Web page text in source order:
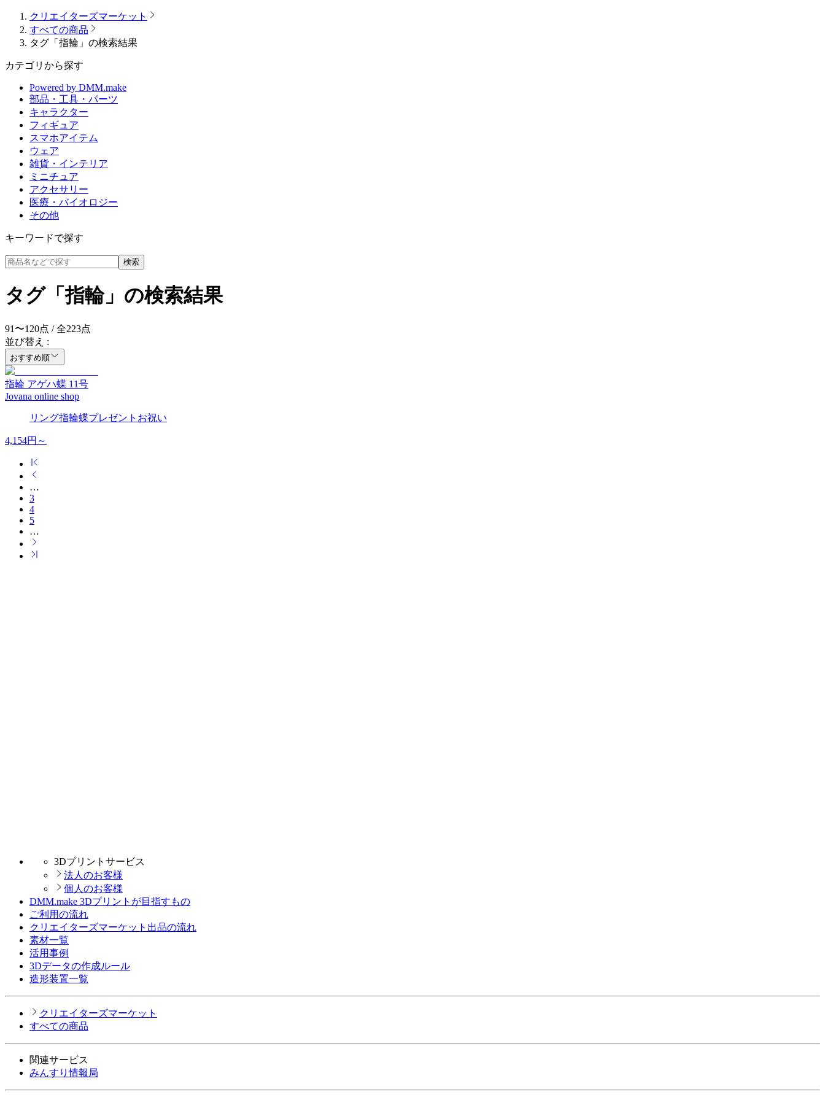
クリエイターズマーケット
すべての商品
タグ「指輪」の検索結果
カテゴリから探す
Powered by DMM.make
部品・工具・パーツ
キャラクター
フィギュア
スマホアイテム
ウェア
雑貨・インテリア
ミニチュア
アクセサリー
医療・バイオロジー
その他
キーワードで探す
検索
タグ「指輪」の検索結果
91 〜120点 / 全223点
並び替え :
おすすめ順
指輪 アゲハ蝶 11号
Jovana online shop
リング指輪蝶プレゼント お祝い
4,154円～
…
3
4
5
…
3Dプリントサービス
法人のお客様
個人のお客様
DMM.make 3Dプリントが目指すもの
ご利用の流れ
クリエイターズマーケット出品の流れ
素材一覧
活用事例
3Dデータの作成ルール
造形装置一覧
クリエイターズマーケット
すべての商品
関連サービス
みんすり情報局